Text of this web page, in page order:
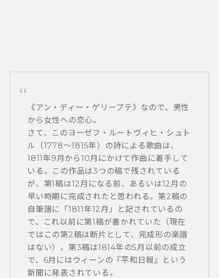
《アン・ディー・ゲリープテ》なので、男性
から女性への恋心。
さて、このヨーゼフ・ルートヴィヒ・シュト
ル（1778～1815年）の詩による歌曲は、
1811年9月から10月にかけて作曲に着手して
いる。この作品は3つの稿で残されている
が、第1稿は12月になる前、あるいは12月の
早い時期に完成されたと思われる。第2稿の
自筆譜に「1811年12月」と記されているの
で、これ以前に第1稿が書かれていた（現在
ではこの第2稿は断片として、完成形の楽譜
はない）。第3稿は1814年の5月以前の成立
で、6月にはウィーンの『平和日報』という
新聞に発表されている。